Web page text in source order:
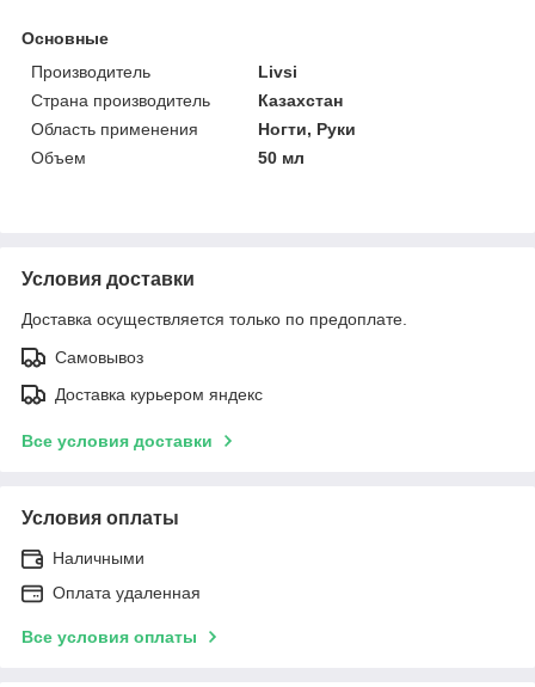
Основные
Производитель
Livsi
Страна производитель
Казахстан
Область применения
Ногти, Руки
Объем
50 мл
Условия доставки
Доставка осуществляется только по предоплате.
Самовывоз
Доставка курьером яндекс
Все условия доставки
Условия оплаты
Наличными
Оплата удаленная
Все условия оплаты